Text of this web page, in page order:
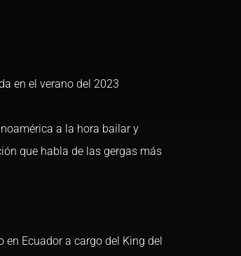
en el verano del 2023
a la hora bailar y
que habla de las gergas más
en Ecuador a cargo del King del